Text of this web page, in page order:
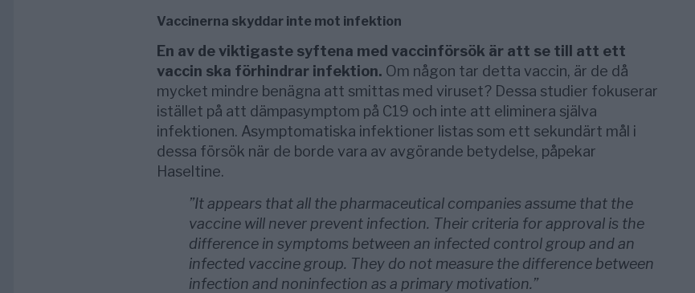
Vaccinerna skyddar inte mot infektion
En av de viktigaste syftena med vaccinförsök är att se till att ett
vaccin ska förhindrar infektion. Om någon tar detta vaccin, är de då
mycket mindre benägna att smittas med viruset? Dessa studier fokuserar
istället på att dämpasymptom på C19 och inte att eliminera själva
infektionen. Asymptomatiska infektioner listas som ett sekundärt mål i
dessa försök när de borde vara av avgörande betydelse, påpekar
Haseltine.
”It appears that all the pharmaceutical companies assume that the
vaccine will never prevent infection. Their criteria for approval is the
difference in symptoms between an infected control group and an
infected vaccine group. They do not measure the difference between
infection and noninfection as a primary motivation.”